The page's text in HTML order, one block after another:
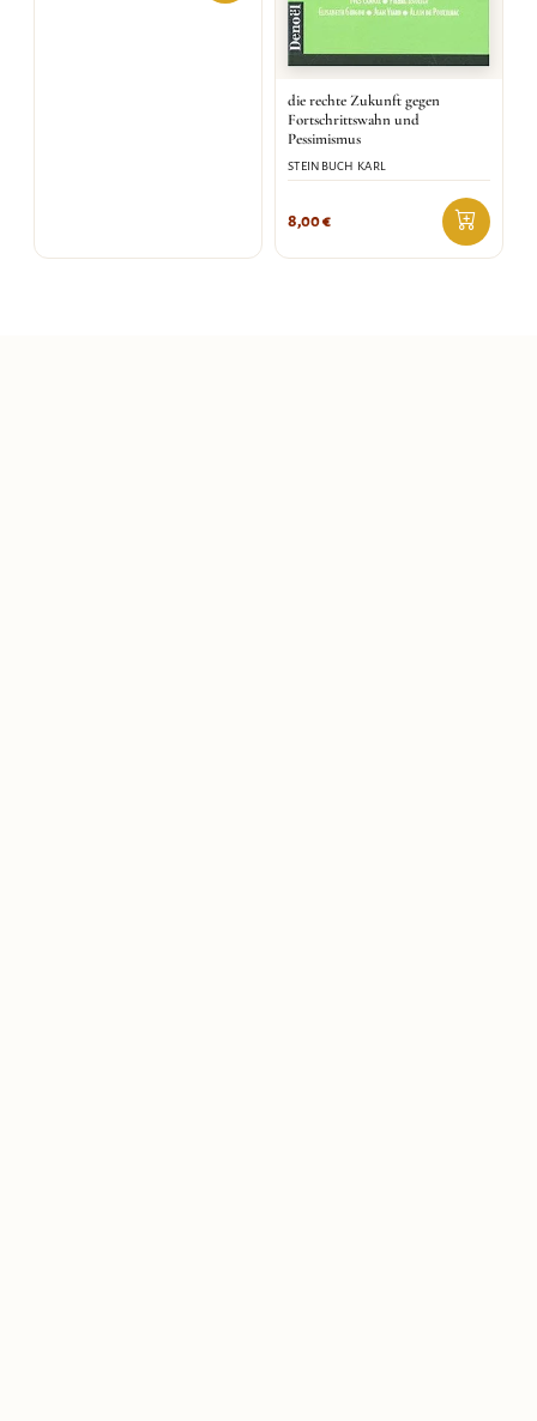
die rechte Zukunft gegen
Fortschrittswahn und
Pessimismus
STEINBUCH KARL
8,00€